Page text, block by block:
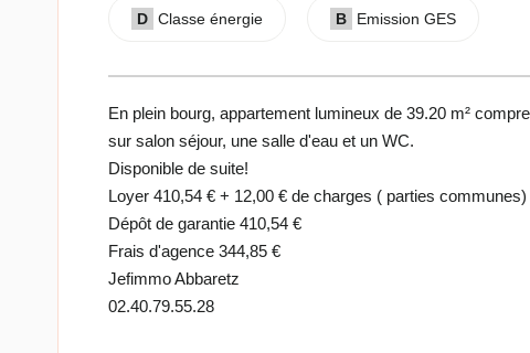
D Classe énergie B Emission GES
En plein bourg, appartement lumineux de 39.20 m²
sur salon séjour, une salle d'eau et un WC.
Disponible de suite!
Loyer 410,54 € + 12,00 € de charges ( parties communes)
Dépôt de garantie 410,54 €
Frais d'agence 344,85 €
Jefimmo Abbaretz
02.40.79.55.28